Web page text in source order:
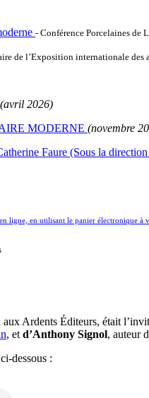
- Conférence Porcelaines de
de l’Exposition internationale des
(avril 2026)
MODERNE (novembre
Faure (Sous la
ligne, en utilisant le panier électronique
aux Ardents Éditeurs, était
, et d’Anthony Signol, auteur
dessous :